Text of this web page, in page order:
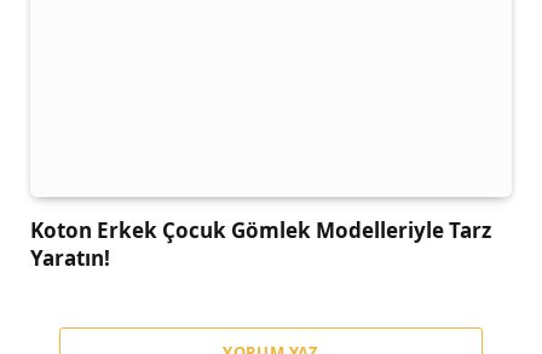
Koton Erkek Çocuk Gömlek Modelleriyle Tarz
Yaratın!